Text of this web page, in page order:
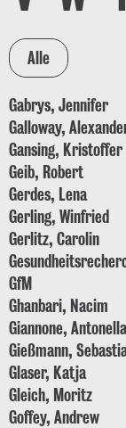
Gabrys, Jennifer
Galloway,
Gansing, Kristoffer
Geib, Robert
Gerdes, Lena
Gerling, Winfried
Gerlitz, Carolin
GfM
Ghanbari, Nacim
Giannone, Antonella
Gießmann,
Glaser, Katja
Gleich, Moritz
Goffey, Andrew